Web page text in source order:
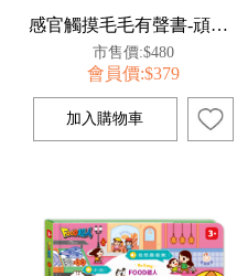
感官觸摸毛毛有聲書-頑皮動物
市售價:$480
會員價:$379